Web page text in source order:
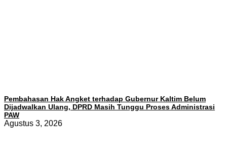
Pembahasan Hak Angket terhadap Gubernur Kaltim Belum
Dijadwalkan Ulang, DPRD Masih Tunggu Proses Administrasi
PAW
Agustus 3, 2026